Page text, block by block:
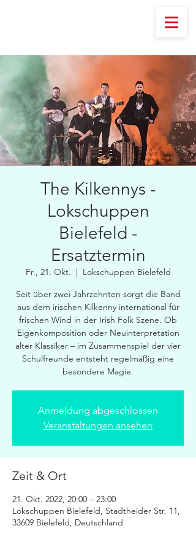
The Kilkennys -
Lokschuppen
Bielefeld -
Ersatztermin
Fr., 21. Okt.
  |
Lokschuppen Bielefeld
Seit über zwei Jahrzehnten sorgt die Band
aus dem irischen Kilkenny international für
frischen Wind in der Irish Folk Szene. Ob
Eigenkomposition oder Neuinterpretation
alter Klassiker – im Zusammenspiel der vier
Schulfreunde entsteht regelmäßig eine
besondere Magie.
Anmeldung abgeschlossen
Veranstaltungen ansehen
Zeit & Ort
21. Okt. 2022, 20:00 – 23:00
Lokschuppen Bielefeld, Stadtheider Str. 11,
33609 Bielefeld, Deutschland